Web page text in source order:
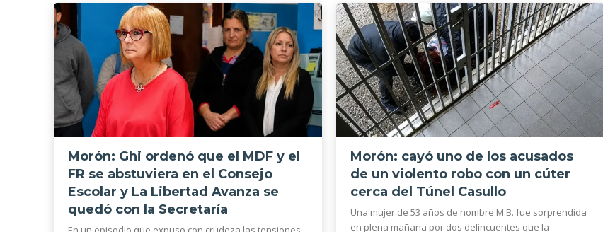
Morón: Ghi ordenó que el MDF y el
FR se abstuviera en el Consejo
Escolar y La Libertad Avanza se
quedó con la Secretaría
Morón: cayó uno de los acusados
de un violento robo con un cúter
cerca del Túnel Casullo
Una mujer de 53 años de nombre M.B. fue sorprendida
en plena mañana por dos delincuentes que la